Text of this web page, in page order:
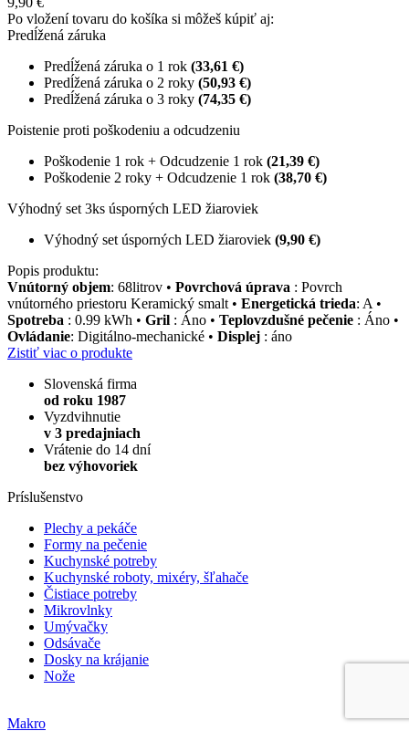
Po vložení tovaru do košíka si môžeš kúpiť aj:
Predĺžená záruka
Predĺžená záruka o 1 rok (33,61 €)
Predĺžená záruka o 2 roky (50,93 €)
Predĺžená záruka o 3 roky (74,35 €)
Poistenie proti poškodeniu a odcudzeniu
Poškodenie 1 rok + Odcudzenie 1 rok (21,39 €)
Poškodenie 2 roky + Odcudzenie 1 rok (38,70 €)
Výhodný set 3ks úsporných LED žiaroviek
Výhodný set úsporných LED žiaroviek (9,90 €)
Popis produktu:
Vnútorný objem: 68litrov • Povrchová úprava : Povrch
vnútorného priestoru Keramický smalt • Energetická trieda: A •
Spotreba : 0.99 kWh • Gril : Áno • Teplovzdušné pečenie : Áno •
Ovládanie: Digitálno-mechanické • Displej : áno
Zistiť viac o produkte
Slovenská firma
od roku 1987
Vyzdvihnutie
v 3 predajniach
Vrátenie do 14 dní
bez výhovoriek
Príslušenstvo
Plechy a pekáče
Formy na pečenie
Kuchynské potreby
Kuchynské roboty, mixéry, šľahače
Čistiace potreby
Mikrovlnky
Umývačky
Odsávače
Dosky na krájanie
Nože
Makro